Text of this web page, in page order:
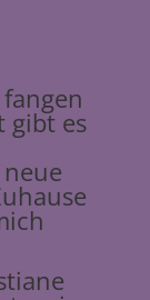
gibt es